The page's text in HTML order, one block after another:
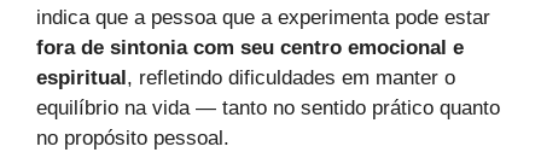
indica que a pessoa que a experimenta pode estar
fora de sintonia com seu centro emocional e
espiritual, refletindo dificuldades em manter o
equilíbrio na vida — tanto no sentido prático quanto
no propósito pessoal.